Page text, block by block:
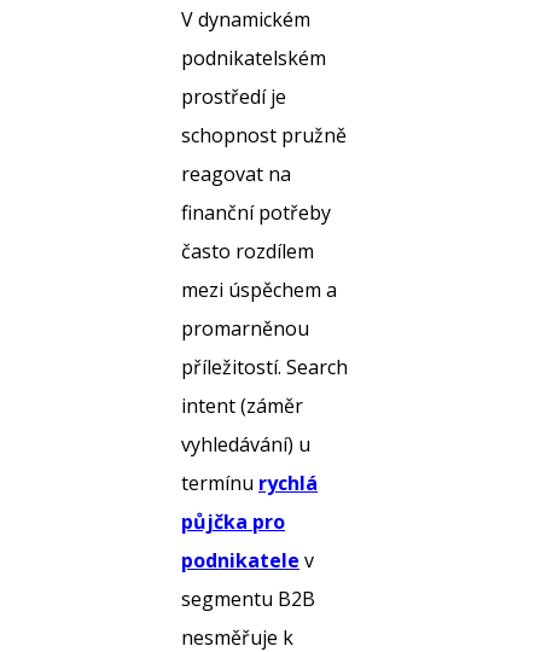
V dynamickém
podnikatelském
prostředí je
schopnost pružně
reagovat na
finanční potřeby
často rozdílem
mezi úspěchem a
promarněnou
příležitostí. Search
intent (záměr
vyhledávání) u
termínu rychlá
půjčka pro
podnikatele v
segmentu B2B
nesměřuje k